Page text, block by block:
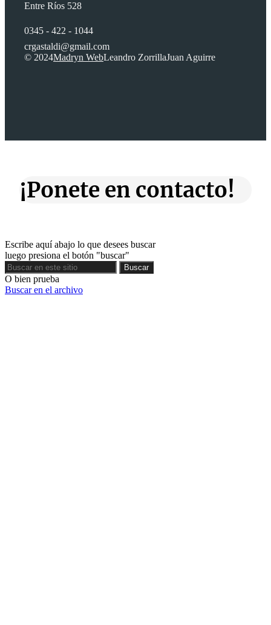
Entre Ríos 528
0345 - 422 - 1044
crgastaldi@gmail.com
© 2024Madryn WebLeandro ZorrillaJuan Aguirre
¡Ponete en contacto!
Escribe aquí abajo lo que desees buscar
luego presiona el botón "buscar"
Buscar
Buscar
O bien prueba
Buscar en el archivo